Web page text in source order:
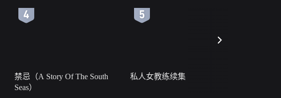
禁忌（A Story Of The South
Seas）
私人女教练续集